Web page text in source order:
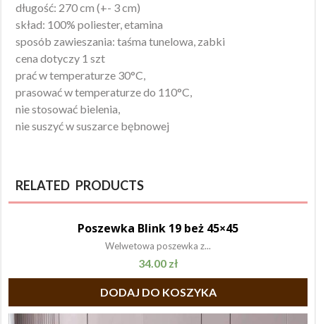
długość: 270 cm (+- 3 cm)
skład: 100% poliester, etamina
sposób zawieszania: taśma tunelowa, zabki
cena dotyczy 1 szt
prać w temperaturze 30°C,
prasować w temperaturze do 110°C,
nie stosować bielenia,
nie suszyć w suszarce bębnowej
RELATED PRODUCTS
Poszewka Blink 19 beż 45×45
Welwetowa poszewka z...
34.00 zł
DODAJ DO KOSZYKA